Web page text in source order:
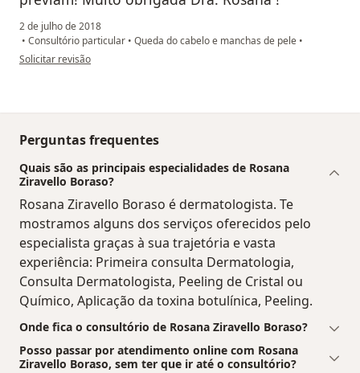
2 de julho de 2018
• Consultório particular • Queda do cabelo e manchas de pele •
na opinião do utilizador Sua conta foi excluída
Solicitar revisão
Perguntas frequentes
Quais são as principais especialidades de Rosana
Ziravello Boraso?
Rosana Ziravello Boraso é dermatologista. Te
mostramos alguns dos serviços oferecidos pelo
especialista graças à sua trajetória e vasta
experiência: Primeira consulta Dermatologia,
Consulta Dermatologista, Peeling de Cristal ou
Químico, Aplicação da toxina botulínica, Peeling.
Onde fica o consultório de Rosana Ziravello Boraso?
Posso passar por atendimento online com Rosana
Ziravello Boraso, sem ter que ir até o consultório?